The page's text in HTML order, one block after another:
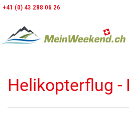
+41 (0) 43 288 06 26
Helikopterflug -